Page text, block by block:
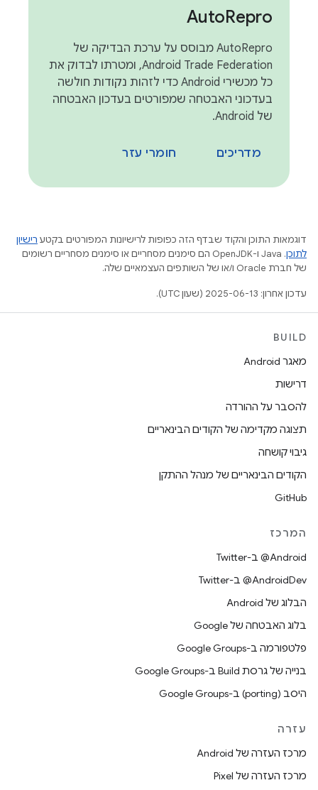
AutoRepro
AutoRepro מבוסס על ערכת הבדיקה של
Android Trade Federation, ומטרתו לבדוק את
כל מכשירי Android כדי לזהות נקודות חולשה
בעדכוני האבטחה שמפורטים בעדכון האבטחה
של Android.
מדריכים חומרי עזר
דוגמאות התוכן והקוד שבדף הזה כפופות לרישיונות המפורטים בקטע רישיון
לתוכן
.‏ Java ו-OpenJDK הם סימנים מסחריים או סימנים מסחריים רשומים
של חברת Oracle ו/או של השותפים העצמאיים שלה.
עדכון אחרון: 2025-06-13 (שעון UTC).
BUILD
מאגר Android
דרישות
להסבר על ההורדה
תצוגה מקדימה של הקודים הבינאריים
גיבוי קושחה
הקודים הבינאריים של מנהל ההתקן
GitHub
המרכז
‎@Android ב-Twitter
‎@AndroidDev ב-Twitter
הבלוג של Android
בלוג האבטחה של Google
פלטפורמה ב-Google Groups
בנייה של גרסת Build ב-Google Groups
היסב (porting) ב-Google Groups
עזרה
מרכז העזרה של Android
מרכז העזרה של Pixel